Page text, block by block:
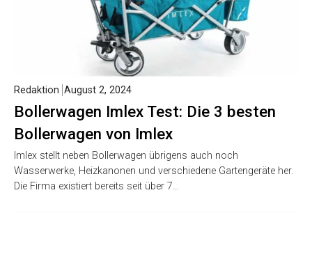
Bollerwagen Imlex Test: Die 3 besten
Bollerwagen von Imlex
Redaktion August 2, 2024
Imlex stellt neben Bollerwagen übrigens auch noch
Wasserwerke, Heizkanonen und verschiedene Gartengeräte her.
Die Firma existiert bereits seit über 7…